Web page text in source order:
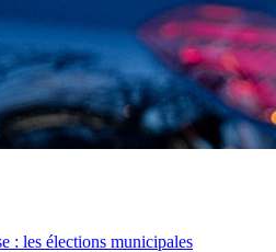
: les élections municipales